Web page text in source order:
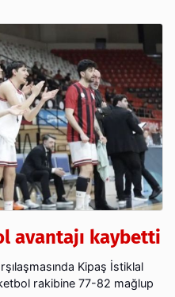
avantajı kaybetti
Kipaş İstiklal
rakibine 77-82 mağlup